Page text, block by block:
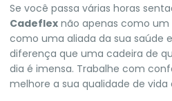
Se você passa várias horas
Cadeflex não apenas como
como uma aliada da sua saúde
diferença que uma cadeira de
dia é imensa. Trabalhe com
melhore a sua qualidade de vida